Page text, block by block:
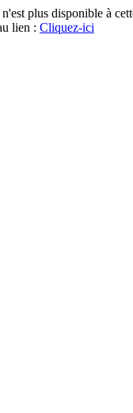
plus disponible à
lien : Cliquez-ici